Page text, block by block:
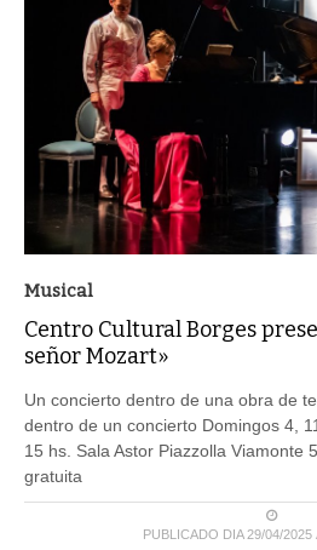
Musical
Centro Cultural Borges
señor Mozart»
Un concierto dentro de una obra de
dentro de un concierto Domingos 4,
15 hs. Sala Astor Piazzolla Viamonte
gratuita
PUBLICADO DIA 29/04/2025